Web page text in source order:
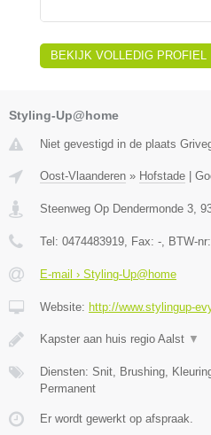
BEKIJK VOLLEDIG PROFIEL
Styling-Up@home
Niet gevestigd in de plaats
Oost-Vlaanderen » Hofstade |
Steenweg Op Dendermonde 3
Tel: 0474483919 , Fax: - , BTW-nr:
E-mail › Styling-Up@home
Website: http://www.stylingup-
Kapster aan huis regio Aalst ▼
Diensten: Snit, Brushing,
Permanent
Er wordt gewerkt op afspraak.